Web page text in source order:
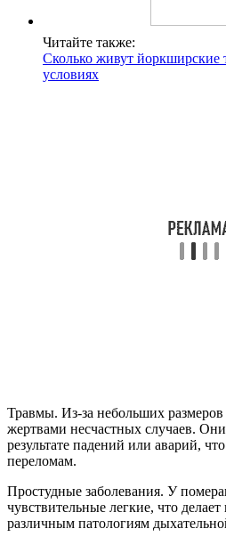
Читайте также:
Сколько живут йоркширские
условиях
Травмы. Из-за небольших
жертвами несчастных случаев.
результате падений или аварий,
переломам.
Простудные заболевания. У
чувствительные легкие, что
различным патологиям